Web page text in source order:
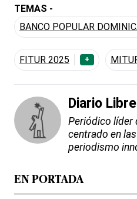
TEMAS -
BANCO POPULAR
FITUR 2025 +
Diario Libre
Periódico líder
centrado en
periodismo
EN PORTADA